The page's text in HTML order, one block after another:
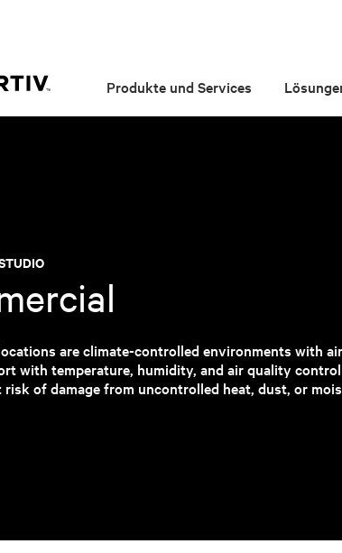
Produkte und Services
are climate-controlled environments with
with temperature, humidity, and air quality
risk of damage from uncontrolled heat, dust, or